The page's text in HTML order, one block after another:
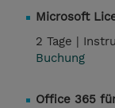
Microsoft
2 Tage |
Buchung
Office 365